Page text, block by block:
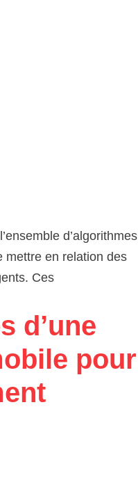
d’algorithmes
mettre en relation des
Ces
d’une
pour